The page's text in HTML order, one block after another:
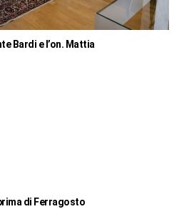
Bardi e l’on. Mattia
di Ferragosto